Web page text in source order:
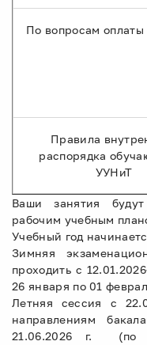
По вопросам оплаты
Правила
распорядка
УУНиТ
Ваши занятия
рабочим учебным
Учебный год
Зимняя
проходить с
26 января по 01
Летняя сессия с
направлениям
21.06.2026 г. (по